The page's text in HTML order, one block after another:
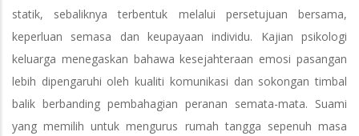
statik, sebaliknya terbentuk melalui persetujuan bersama,
keperluan semasa dan keupayaan individu. Kajian psikologi
keluarga menegaskan bahawa kesejahteraan emosi pasangan
lebih dipengaruhi oleh kualiti komunikasi dan sokongan timbal
balik berbanding pembahagian peranan semata-mata. Suami
yang memilih untuk mengurus rumah tangga sepenuh masa